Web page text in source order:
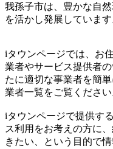
我孫子市は、豊かな自
を活かし発展しています
iタウンページでは、お
業者やサービス提供者
たに適切な事業者を簡
業者一覧をご覧ください
iタウンページで提供す
ス利用をお考えの方に
きたい、という目的で